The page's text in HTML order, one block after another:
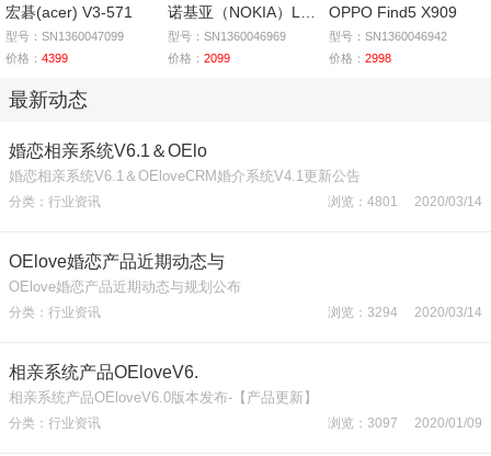
宏碁(acer) V3-571
型号：SN1360047099
价格： 4399
型号：SN1360046969
价格： 2099
OPPO Find5 X909
型号：SN1360046942
价格：2998
最新动态
婚恋相亲系统V6.1＆OElo
婚恋相亲系统V6.1＆OEloveCRM婚介系统V4.1更新公告
分类：行业资讯 浏览：4801 2020/03/14
OElove婚恋产品近期动态与
OElove婚恋产品近期动态与规划公布
分类：行业资讯 浏览：3294 2020/03/14
相亲系统产品OEloveV6.
相亲系统产品OEloveV6.0版本发布-【产品更新】
分类：行业资讯 浏览：3097 2020/01/09